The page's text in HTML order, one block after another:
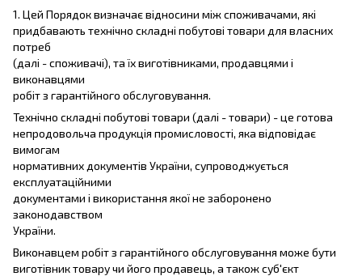
1. Цей Порядок визначає відносини між споживачами, які
придбавають технічно складні побутові товари для власних
потреб
(далі - споживачі), та їх виготівниками, продавцями і
виконавцями
робіт з гарантійного обслуговування.
Технічно складні побутові товари (далі - товари) - це готова
непродовольча продукція промисловості, яка відповідає
вимогам
нормативних документів України, супроводжується
експлуатаційними
документами і використання якої не заборонено
законодавством
України.
Виконавцем робіт з гарантійного обслуговування може бути
виготівник товару чи його продавець, а також суб'єкт